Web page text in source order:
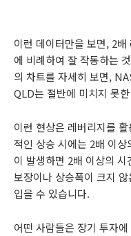
이런 데이터만을 보면, 2
에 비례하여 잘 작동하는
의 차트를 자세히 보면,
QLD는 절반에 미치지 못
이런 현상은 레버리지를
적인 상승 시에는 2배 이
이 발생하면 2배 이상의
보장이나 상승폭이 크지
입을 수 있습니다.
어떤 사람들은 장기 투자